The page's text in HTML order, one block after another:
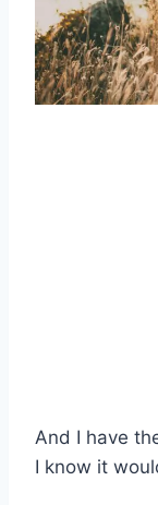
And I have
I know it